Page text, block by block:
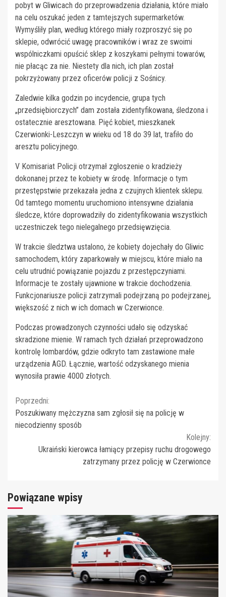
pobyt w Gliwicach do przeprowadzenia działania, które miało
na celu oszukać jeden z tamtejszych supermarketów.
Wymyśliły plan, według którego miały rozproszyć się po
sklepie, odwrócić uwagę pracowników i wraz ze swoimi
wspólniczkami opuścić sklep z koszykami pełnymi towarów,
nie płacąc za nie. Niestety dla nich, ich plan został
pokrzyżowany przez oficerów policji z Sośnicy.
Zaledwie kilka godzin po incydencie, grupa tych
„przedsiębiorczych” dam została zidentyfikowana, śledzona i
ostatecznie aresztowana. Pięć kobiet, mieszkanek
Czerwionki-Leszczyn w wieku od 18 do 39 lat, trafiło do
aresztu policyjnego.
V Komisariat Policji otrzymał zgłoszenie o kradzieży
dokonanej przez te kobiety w środę. Informacje o tym
przestępstwie przekazała jedna z czujnych klientek sklepu.
Od tamtego momentu uruchomiono intensywne działania
śledcze, które doprowadziły do zidentyfikowania wszystkich
uczestniczek tego nielegalnego przedsięwzięcia.
W trakcie śledztwa ustalono, że kobiety dojechały do Gliwic
samochodem, który zaparkowały w miejscu, które miało na
celu utrudnić powiązanie pojazdu z przestępczyniami.
Informacje te zostały ujawnione w trakcie dochodzenia.
Funkcjonariusze policji zatrzymali podejrzaną po podejrzanej,
większość z nich w ich domach w Czerwionce.
Podczas prowadzonych czynności udało się odzyskać
skradzione mienie. W ramach tych działań przeprowadzono
kontrolę lombardów, gdzie odkryto tam zastawione małe
urządzenia AGD. Łącznie, wartość odzyskanego mienia
wynosiła prawie 4000 złotych.
Continue
Reading
Poprzedni:
Poszukiwany mężczyzna sam zgłosił się na policję w
niecodzienny sposób
Kolejny:
Ukraiński kierowca łamiący przepisy ruchu drogowego
zatrzymany przez policję w Czerwionce
Powiązane wpisy